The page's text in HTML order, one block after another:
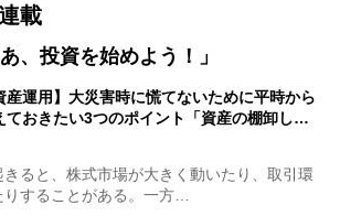
載
、投資を始めよう！」
産運用】大災害時に慌てないために平時から
ておきたい3つのポイント「資産の棚卸し…
ると、株式市場が大きく動いたり、取引環
することがある。一方…